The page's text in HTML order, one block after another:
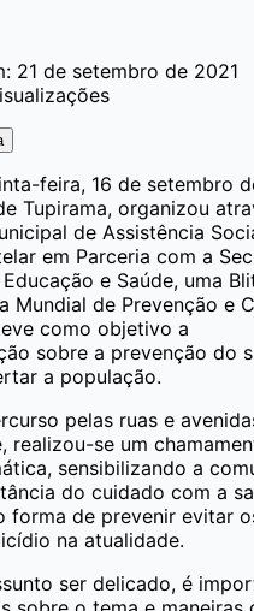
21 de setembro de 2021
feira, 16 de setembro
Tupirama, organizou
de Assistência
em Parceria com a
e Saúde, uma
Mundial de Prevenção e
como objetivo a
sobre a prevenção do
a população.
pelas ruas e
realizou-se um
sensibilizando a
do cuidado com a
forma de prevenir evitar
na atualidade.
ser delicado, é